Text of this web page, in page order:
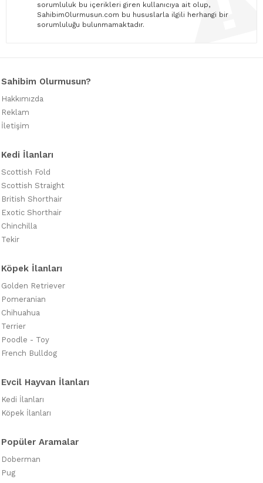
sorumluluk bu içerikleri giren kullanıcıya ait olup,
SahibimOlurmusun.com bu hususlarla ilgili herhangi bir
sorumluluğu bulunmamaktadır.
Sahibim Olurmusun?
Hakkımızda
Reklam
İletişim
Kedi İlanları
Scottish Fold
Scottish Straight
British Shorthair
Exotic Shorthair
Chinchilla
Tekir
Köpek İlanları
Golden Retriever
Pomeranian
Chihuahua
Terrier
Poodle - Toy
French Bulldog
Evcil Hayvan İlanları
Kedi İlanları
Köpek İlanları
Popüler Aramalar
Doberman
Pug